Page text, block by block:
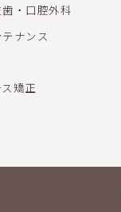
・口腔外科
ナンス
矯正